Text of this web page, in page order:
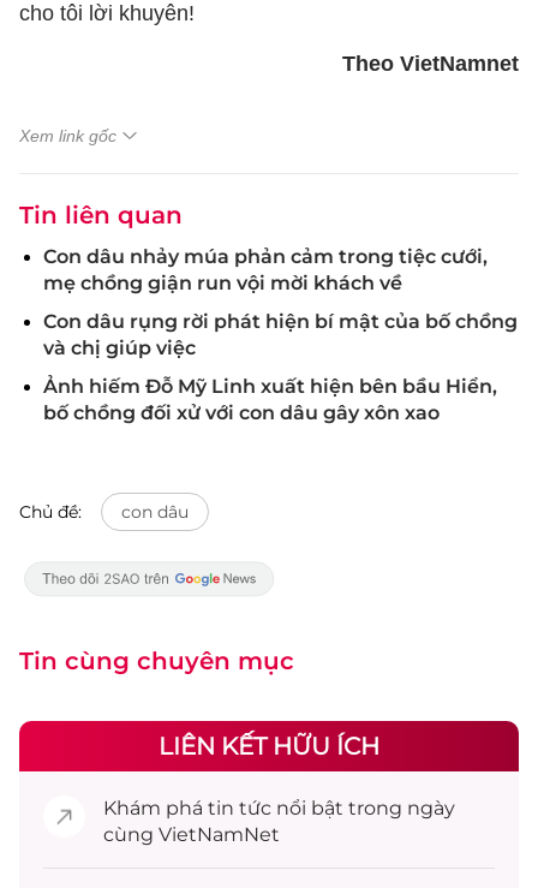
cho tôi lời khuyên!
Theo VietNamnet
Xem link gốc
Tin liên quan
Con dâu nhảy múa phản cảm trong tiệc cưới,
mẹ chồng giận run vội mời khách về
Con dâu rụng rời phát hiện bí mật của bố chồng
và chị giúp việc
Ảnh hiếm Đỗ Mỹ Linh xuất hiện bên bầu Hiển,
bố chồng đối xử với con dâu gây xôn xao
Chủ đề: con dâu
Tin cùng chuyên mục
LIÊN KẾT HỮU ÍCH
Khám phá tin tức nổi bật trong ngày
cùng VietNamNet